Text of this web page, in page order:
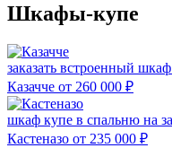
Шкафы-купе
заказать встроенный
Казачче от 260 000 ₽
шкаф купе в спальню на
Кастеназо от 235 000 ₽